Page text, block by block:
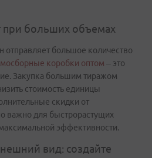
при больших объемах
отправляет большое количество
коробки оптом – это
Закупка большим тиражом
стоимость единицы
скидки от
важно для быстрорастущих
эффективности.
вид: создайте